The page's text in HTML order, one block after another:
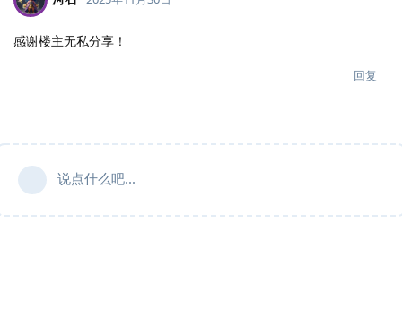
感谢楼主无私分享！
回复
说点什么吧...